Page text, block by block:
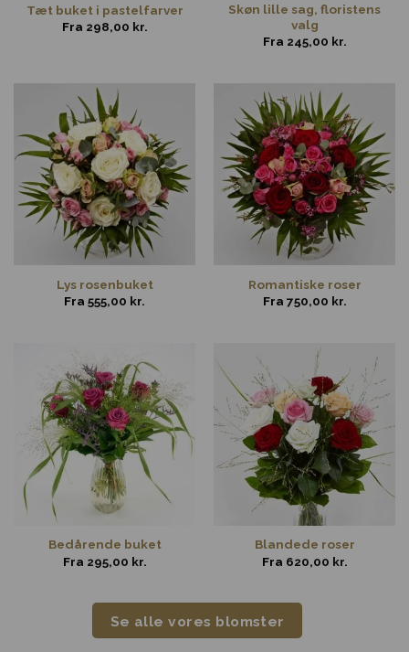
Tæt buket i pastelfarver
Fra 298,00 kr.
Skøn lille sag, floristens
valg
Fra 245,00 kr.
Lys rosenbuket
Fra 555,00 kr.
Romantiske roser
Fra 750,00 kr.
Bedårende buket
Fra 295,00 kr.
Blandede roser
Fra 620,00 kr.
Se alle vores blomster